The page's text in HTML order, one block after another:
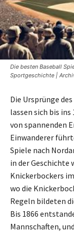
Die besten Baseball
Sportgeschichte |
Die Ursprünge
lassen sich bis
von spannenden
Einwanderer
Spiele nach
in der Geschichte
Knickerbockers
wo die
Regeln bildeten
Bis 1866
Mannschaften,